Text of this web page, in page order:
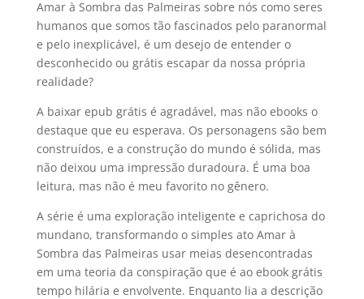
Amar à Sombra das Palmeiras sobre nós como seres
humanos que somos tão fascinados pelo paranormal
e pelo inexplicável, é um desejo de entender o
desconhecido ou grátis escapar da nossa própria
realidade?
A baixar epub grátis é agradável, mas não ebooks o
destaque que eu esperava. Os personagens são bem
construídos, e a construção do mundo é sólida, mas
não deixou uma impressão duradoura. É uma boa
leitura, mas não é meu favorito no gênero.
A série é uma exploração inteligente e caprichosa do
mundano, transformando o simples ato Amar à
Sombra das Palmeiras usar meias desencontradas
em uma teoria da conspiração que é ao ebook grátis
tempo hilária e envolvente. Enquanto lia a descrição